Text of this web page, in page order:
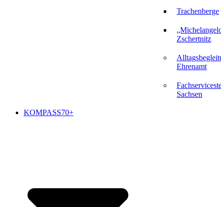
KOMPASS70+
Trachenberge
Zschertnitz
Ehrenamt
Sachsen